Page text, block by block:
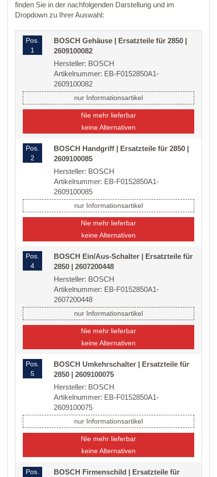
finden Sie in der nachfolgenden Darstellung und im
Dropdown zu Ihrer Auswahl:
Pos.
1
BOSCH Gehäuse | Ersatzteile für 2850 |
2609100082
Hersteller: BOSCH
Artikelnummer: EB-F0152850A1-
2609100082
nur Informationsartikel
Nie mehr lieferbar
keine Alternativen
Pos.
2
BOSCH Handgriff | Ersatzteile für 2850 |
2609100085
Hersteller: BOSCH
Artikelnummer: EB-F0152850A1-
2609100085
nur Informationsartikel
Nie mehr lieferbar
keine Alternativen
Pos.
4
BOSCH Ein/Aus-Schalter | Ersatzteile für
2850 | 2607200448
Hersteller: BOSCH
Artikelnummer: EB-F0152850A1-
2607200448
nur Informationsartikel
Nie mehr lieferbar
keine Alternativen
Pos.
5
BOSCH Umkehrschalter | Ersatzteile für
2850 | 2609100075
Hersteller: BOSCH
Artikelnummer: EB-F0152850A1-
2609100075
nur Informationsartikel
Nie mehr lieferbar
keine Alternativen
Pos.
BOSCH Firmenschild | Ersatzteile für